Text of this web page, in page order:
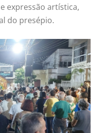
expressão artística,
do presépio.